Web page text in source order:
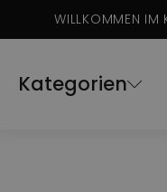
WILLKOMMEN IM
Kategorien